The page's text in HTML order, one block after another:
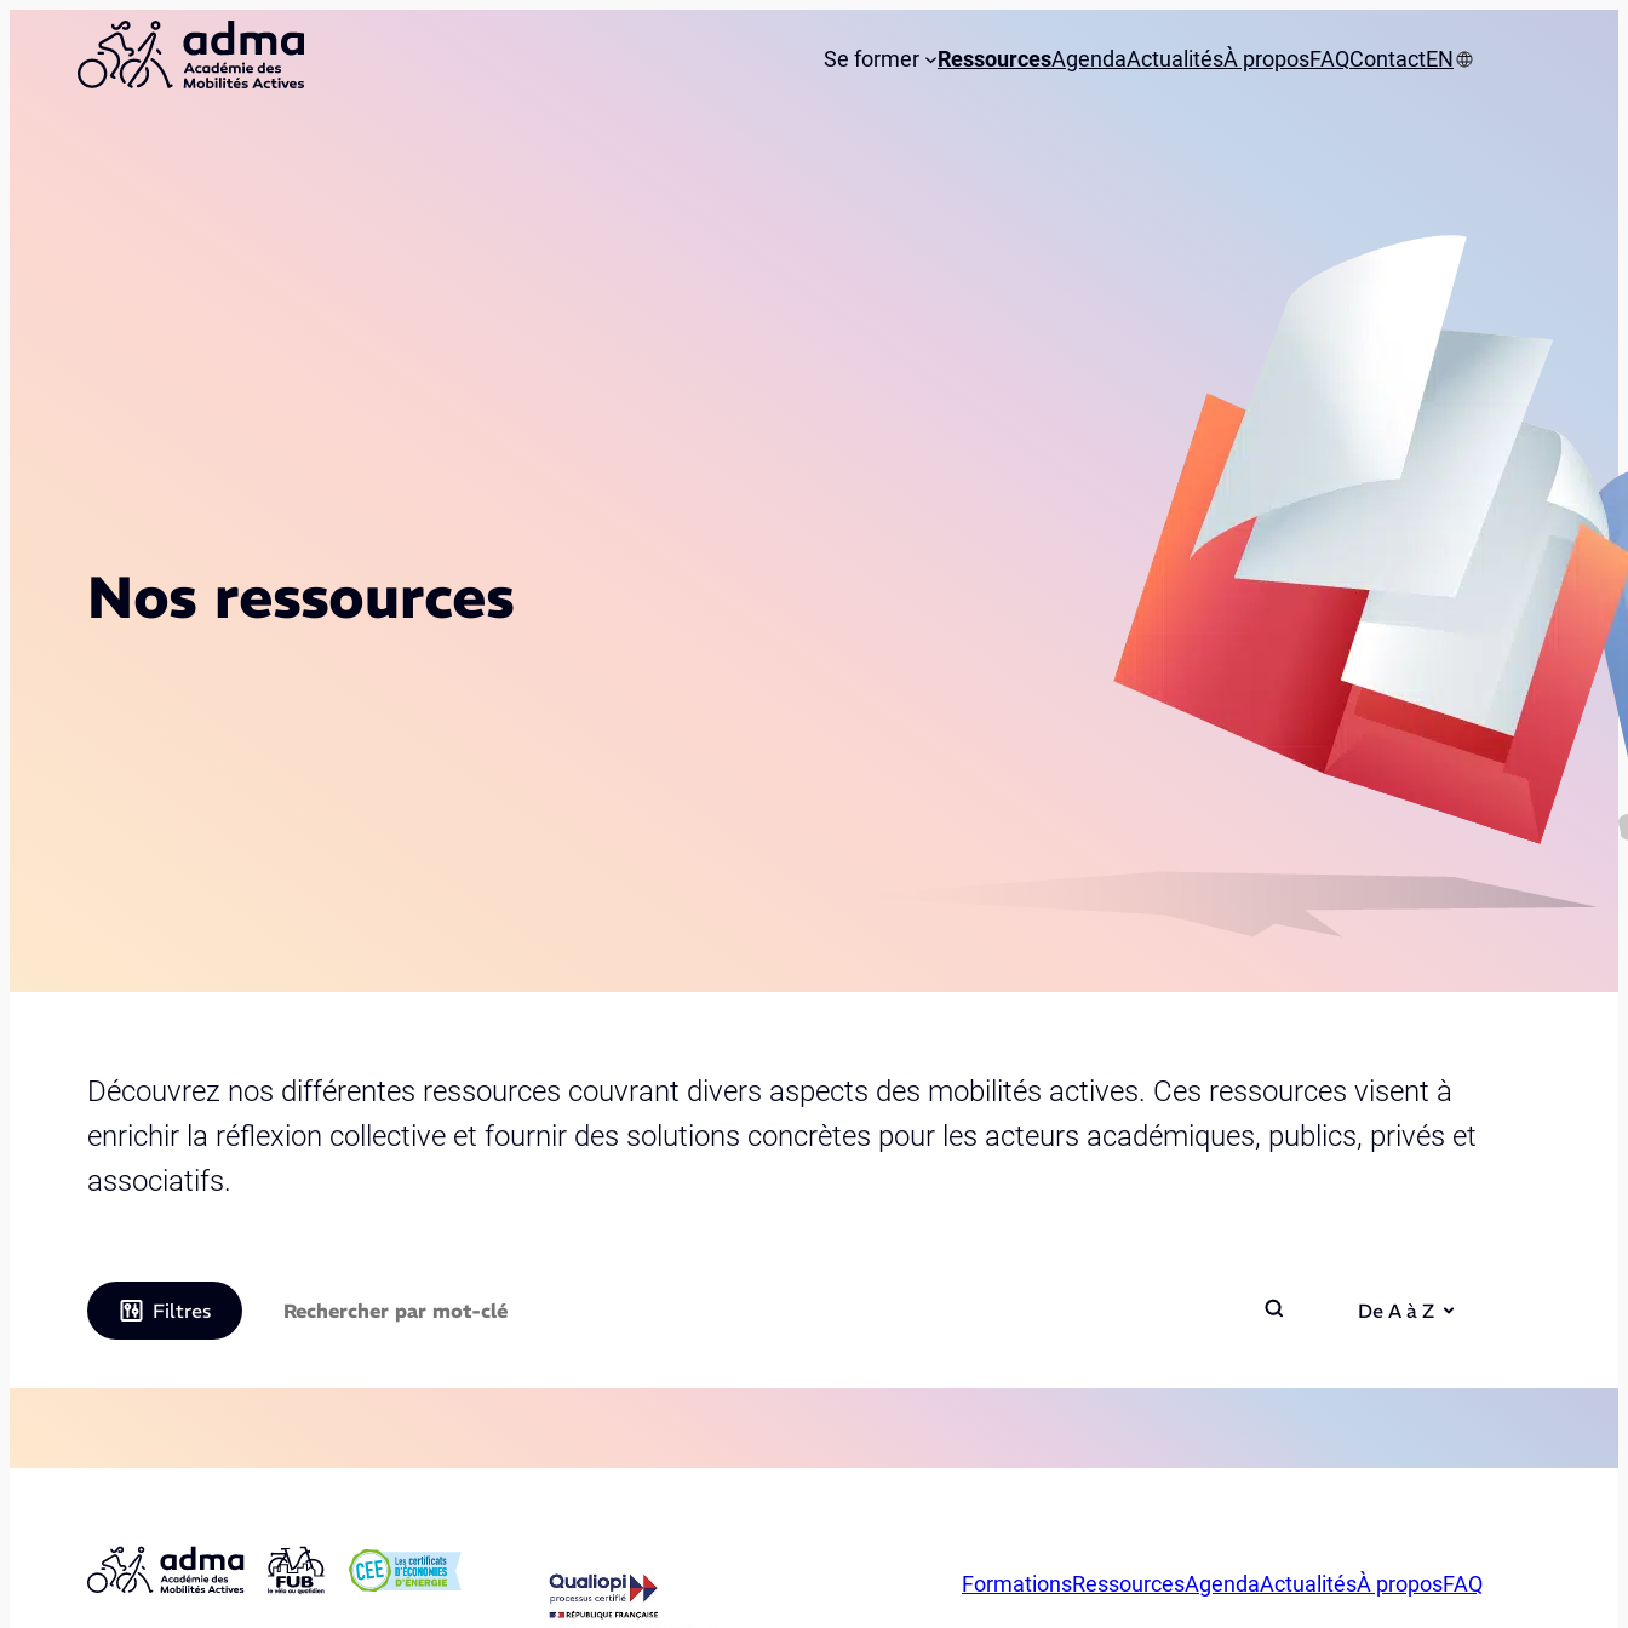
Se former RessourcesAgendaActualitésÀ proposFAQContactEN
Nos ressources
Découvrez nos différentes ressources couvrant divers aspects des mobilités actives. Ces ressources visent à
enrichir la réflexion collective et fournir des solutions concrètes pour les acteurs académiques, publics, privés et
associatifs.
Filtres De A à Z
FormationsRessourcesAgendaActualitésÀ proposFAQ